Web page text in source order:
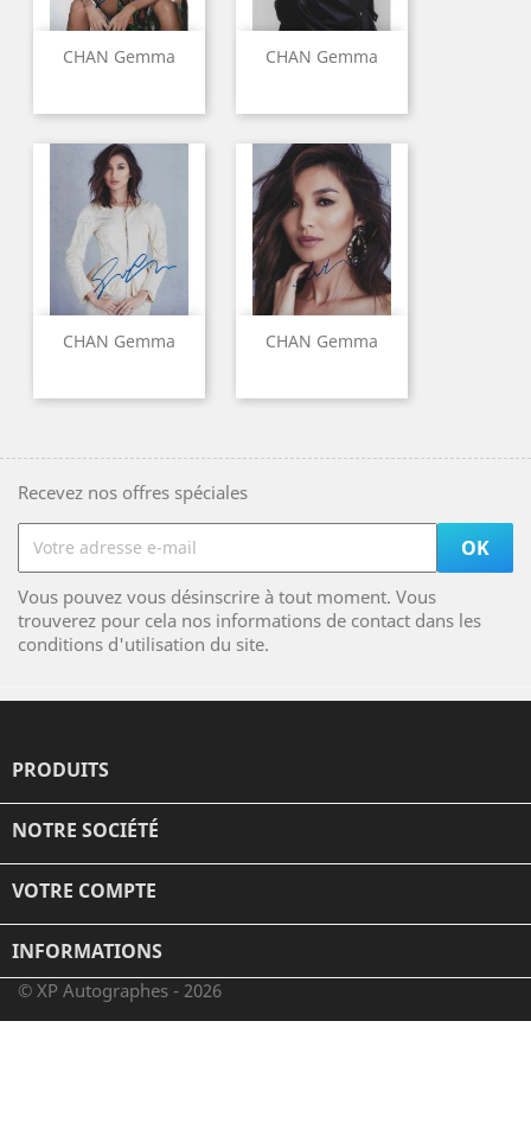
CHAN Gemma CHAN Gemma
CHAN Gemma CHAN Gemma
Recevez nos offres spéciales
Vous pouvez vous désinscrire à tout moment. Vous
trouverez pour cela nos informations de contact dans les
conditions d'utilisation du site.
PRODUITS
NOTRE SOCIÉTÉ
VOTRE COMPTE
INFORMATIONS
© XP Autographes - 2026